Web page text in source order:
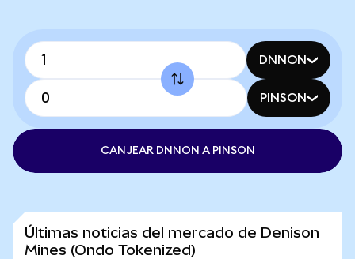
DNNON
PINSON
CANJEAR DNNON A PINSON
Últimas noticias del mercado de Denison
Mines (Ondo Tokenized)